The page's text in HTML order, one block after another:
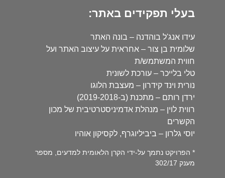
בעלי תפקידים באתר:
עידו אנג'ל בוהדנה – בונה האתר
שלומית בן צור – אחראית על עיצוב האתר ועל
חווית המשתמש/ת
טלי בלייכר – עורכת לשונית
נורית וינד קידרון – מעצבת הלוגו
ירדן רותם – מתכנת (ב-2019-2018)
רווית לוין – מנהלת אדמיניסטרטיבית של מכון
הקשרים
יוסי גלרון – ביביליוגרף, לקסיקון אוהיו
* הפרויקט נתמך על-ידי הקרן הלאומית למדעים, מספר
מענק 302/17